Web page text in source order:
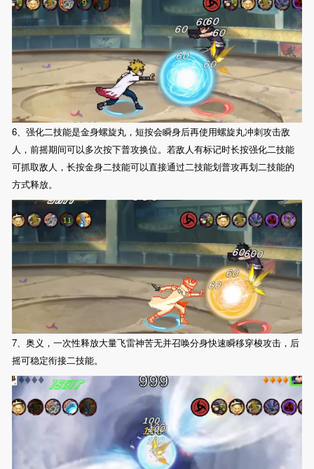
6、强化二技能是金身螺旋丸，短按会瞬身后再使用螺旋丸冲刺攻击敌
人，前摇期间可以多次按下普攻换位。若敌人有标记时长按强化二技能
可抓取敌人，长按金身二技能可以直接通过二技能划普攻再划二技能的
方式释放。
7、奥义，一次性释放大量飞雷神苦无并召唤分身快速瞬移穿梭攻击，后
摇可稳定衔接二技能。